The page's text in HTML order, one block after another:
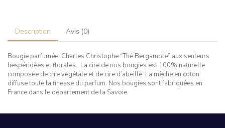
Description Avis (0)
Bougie parfumée Charles Christophe “Thé Bergamote” aux senteurs
hespéridées et florales. La cire de nos bougies est 100% naturelle
composée de cire végétale et de cire d’abeille. La mèche en coton
diffuse toute la finesse du parfum. Nos bougies sont fabriquées en
France dans le département de la Savoie.